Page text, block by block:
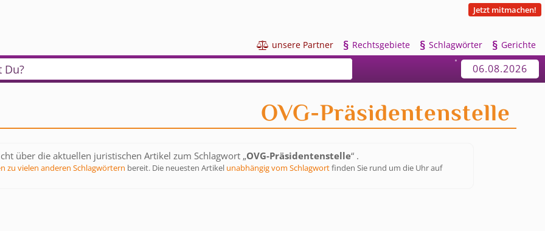
Jetzt mitmachen!
 unsere Partner § Rechtsgebiete § Schlagwörter § Gerichte
Du? 06.08.2026
OVG-Präsidentenstelle
über die aktuellen juristischen Artikel zum Schlagwort „OVG-Präsidentenstelle“ .
zu vielen anderen Schlagwörtern bereit. Die neuesten Artikel unabhängig vom Schlagwortfinden Sie rund um die Uhr auf